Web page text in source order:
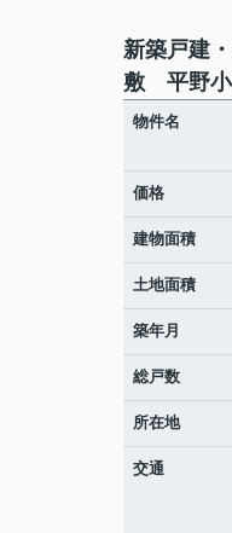
新築戸建
敷 平野小
物件名
価格
建物面積
土地面積
築年月
総戸数
所在地
交通